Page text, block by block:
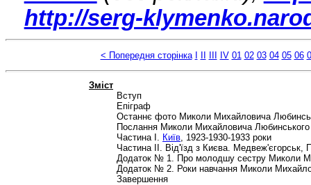
http://serg-
< Попередня сторінка IV 01 02 03 04 05 06
Зміст
Вступ
Епіграф
Останнє фото Миколи Михайловича
Послання Миколи Михайловича Любинського
Частина I. Київ , 1923-1930-1933 роки
Частина II. Від'їзд з Києва. Медвеж'єгорськ,
Додаток № 1. Про молодшу сестру Миколи
Додаток № 2. Роки навчання Миколи
Завершення